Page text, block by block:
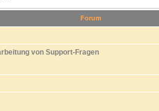
Forum
von Support-Fragen